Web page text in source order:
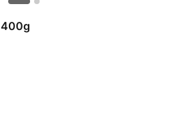
400g